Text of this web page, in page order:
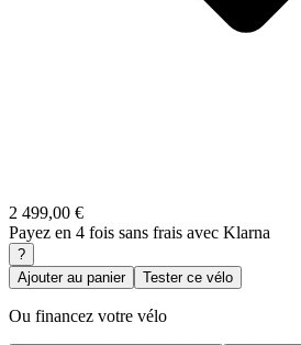
2 499,00 €
Payez en 4 fois sans frais avec Klarna
?
Ajouter au panier
Tester ce vélo
Ou financez votre vélo